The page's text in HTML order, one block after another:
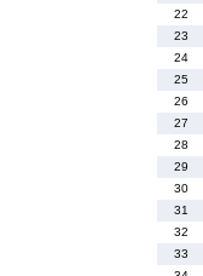
22
23
24
25
26
27
28
29
30
31
32
33